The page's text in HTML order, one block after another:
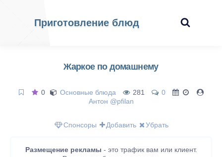
Приготовление блюд
Жаркое по домашнему
0 Основные блюда 281
0
Антон @pfilan
Спонсоры Добавить Убрать
Размещение рекламы - это трафик вам или клиент.